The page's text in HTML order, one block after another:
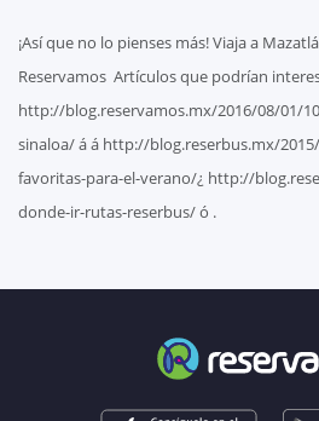
¡Así que no lo pienses más! Viaja a
Reservamos Artículos que podrían
http://blog.reservamos.mx/2016/08/01/
sinaloa/ á á http://blog.reserbus.mx/
favoritas-para-el-verano/¿ http://
donde-ir-rutas-reserbus/ ó .